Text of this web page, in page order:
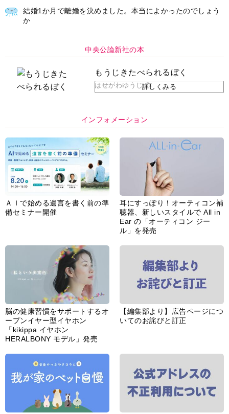
結婚1か月で離婚を決めました。本当によかったのでしょう
か
中央公論新社の本
もうじきたべられるぼく
はせがわゆうじ 作詳しくみる
インフォメーション
ＡＩで始める遺言を書く前の準
備セミナー開催
耳にすっぽり！オーティコン補
聴器、新しいスタイルで All in
Ear の「オーティコン ジー
ル」を発売
脳の健康習慣をサポートするオ
ープンイヤー型イヤホン
「kikippa イヤホン
HERALBONY モデル」発売
【編集部より】広告ページにつ
いてのお詫びと訂正